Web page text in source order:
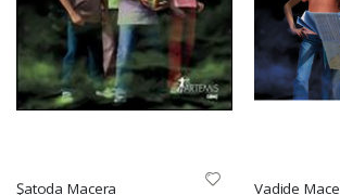
Şatoda Macera Vadide